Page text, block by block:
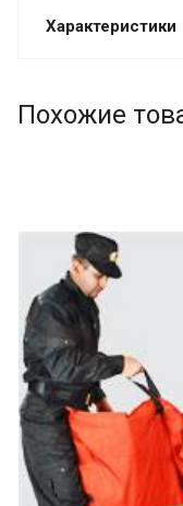
Характеристики
Похожие